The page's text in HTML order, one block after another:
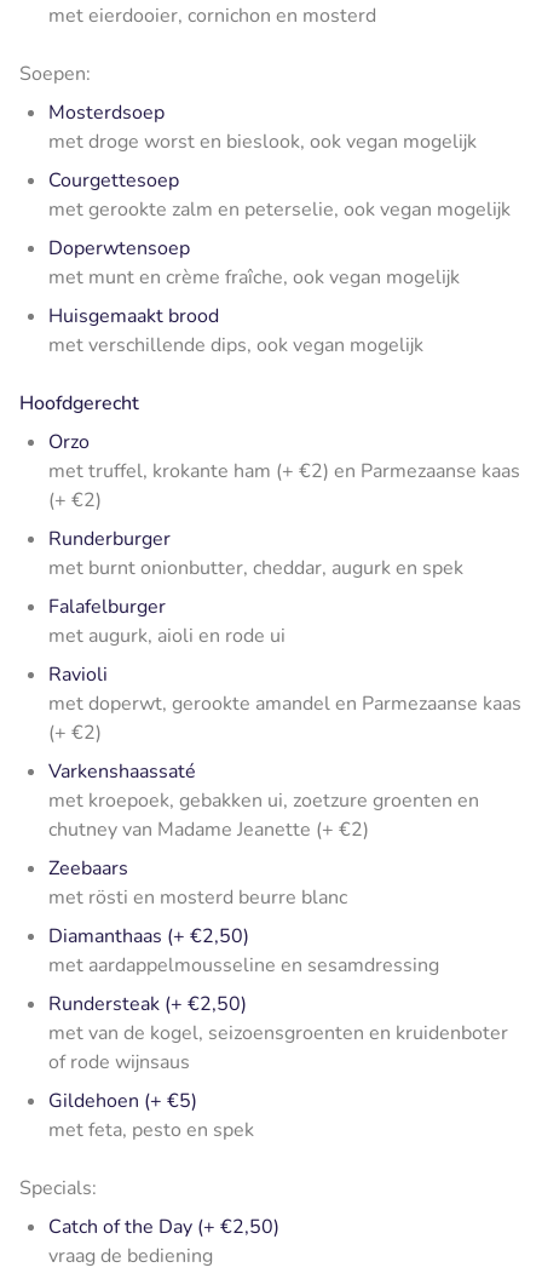
met eierdooier, cornichon en mosterd
Soepen:
Mosterdsoep
met droge worst en bieslook, ook vegan mogelijk
Courgettesoep
met gerookte zalm en peterselie, ook vegan mogelijk
Doperwtensoep
met munt en crème fraîche, ook vegan mogelijk
Huisgemaakt brood
met verschillende dips, ook vegan mogelijk
Hoofdgerecht
Orzo
met truffel, krokante ham (+ €2) en Parmezaanse kaas
(+ €2)
Runderburger
met burnt onionbutter, cheddar, augurk en spek
Falafelburger
met augurk, aioli en rode ui
Ravioli
met doperwt, gerookte amandel en Parmezaanse kaas
(+ €2)
Varkenshaassaté
met kroepoek, gebakken ui, zoetzure groenten en
chutney van Madame Jeanette (+ €2)
Zeebaars
met rösti en mosterd beurre blanc
Diamanthaas (+ €2,50)
met aardappelmousseline en sesamdressing
Rundersteak (+ €2,50)
met van de kogel, seizoensgroenten en kruidenboter
of rode wijnsaus
Gildehoen (+ €5)
met feta, pesto en spek
Specials:
Catch of the Day (+ €2,50)
vraag de bediening